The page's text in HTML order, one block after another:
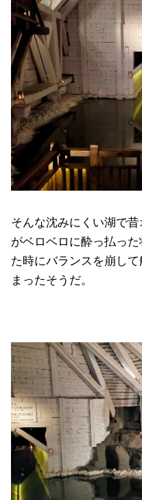
そんな沈みにくい湖で
がベロベロに酔っ払っ
た時にバランスを崩し
まったそうだ。